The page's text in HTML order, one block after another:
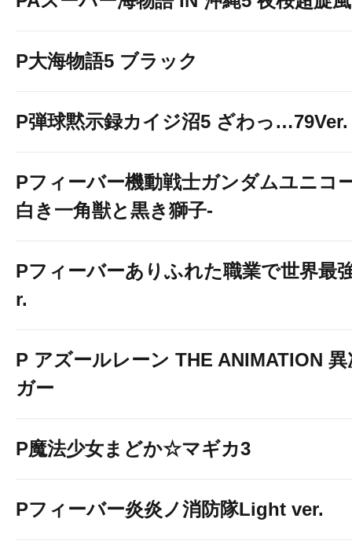
P大海物語5 ブラック
P弾球黙示録カイジ沼5 ざわっ…79Ver.
Pフィーバー機動戦士ガンダムユニコ
白き一角獣と黒き獅子-
Pフィーバーありふれた職業で世界最
r.
P アズールレーン THE ANIMATION
ガー
P魔法少女まどか☆マギカ3
Pフィーバー炎炎ノ消防隊Light ver.